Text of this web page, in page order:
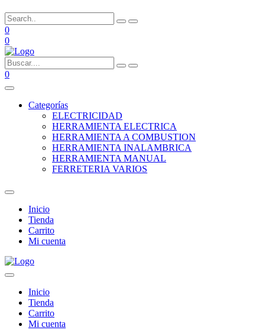
0
0
0
Categorías
ELECTRICIDAD
HERRAMIENTA ELECTRICA
HERRAMIENTA A COMBUSTION
HERRAMIENTA INALAMBRICA
HERRAMIENTA MANUAL
FERRETERIA VARIOS
Inicio
Tienda
Carrito
Mi cuenta
Inicio
Tienda
Carrito
Mi cuenta